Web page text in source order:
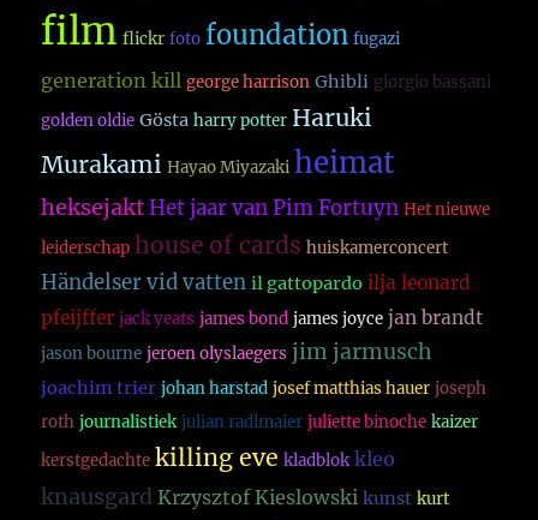
film flickr foto foundation fugazi
generation kill george harrison Ghibli giorgio bassani
golden oldie Gösta harry potter Haruki
Murakami Hayao Miyazaki heimat
heksejakt Het jaar van Pim Fortuyn Het nieuwe
leiderschap house of cards huiskamerconcert
Händelser vid vatten il gattopardo ilja leonard
pfeijffer jack yeats james bond james joyce jan brandt
jason bourne jeroen olyslaegers jim jarmusch
joachim trier johan harstad josef matthias hauer joseph
roth journalistiek julian radlmaier juliette binoche kaizer
kerstgedachte killing eve kladblok kleo
knausgard Krzysztof Kieslowski kunst kurt